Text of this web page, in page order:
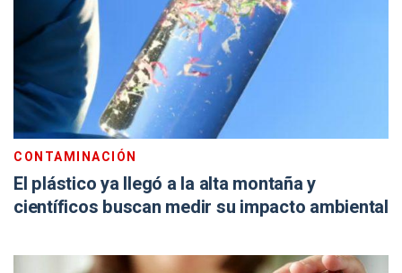
CONTAMINACIÓN
El plástico ya llegó a la alta montaña y
científicos buscan medir su impacto ambiental